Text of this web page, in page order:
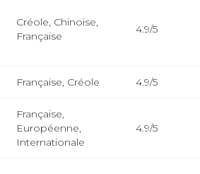
Créole, Chinoise,
Française
4.9/5
Française, Créole 4.9/5
Française,
Européenne,
Internationale
4.9/5